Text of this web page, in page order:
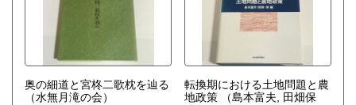
奥の細道と宮柊二歌枕を辿る
（水無月滝の会）
転換期における土地問題と農
地政策
（島本富夫, 田畑保